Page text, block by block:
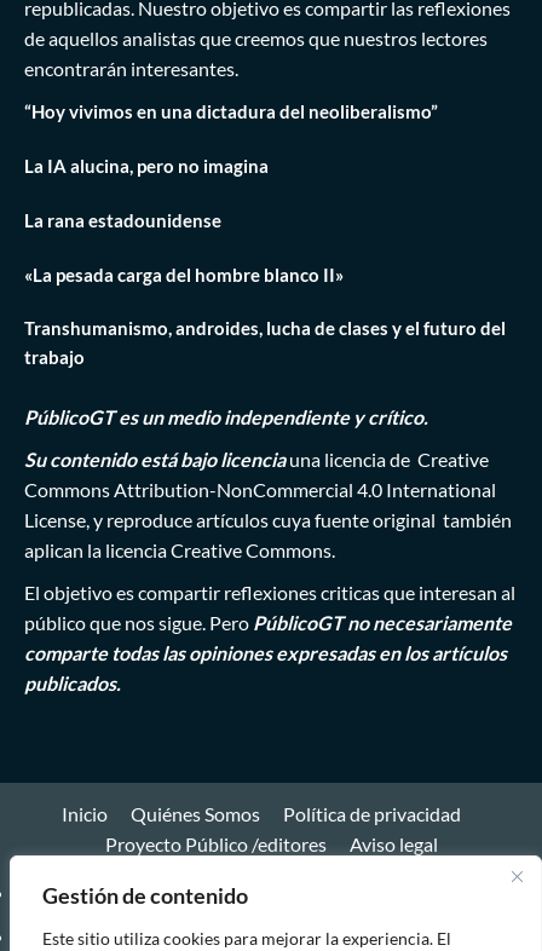
Gestión de contenido
Este sitio utiliza cookies para mejorar la experiencia. El
republicadas. Nuestro objetivo es compartir las reflexiones
de aquellos analistas que creemos que nuestros lectores
encontrarán interesantes.
“Hoy vivimos en una dictadura del neoliberalismo”
La IA alucina, pero no imagina
La rana estadounidense
«La pesada carga del hombre blanco II»
Transhumanismo, androides, lucha de clases y el futuro del
trabajo
PúblicoGT es un medio independiente y crítico.
Su contenido está bajo licenciauna licencia de Creative
Commons Attribution-NonCommercial 4.0 International
License , y reproduce artículos cuya fuente original también
aplican la licencia Creative Commons.
El objetivo es compartir reflexiones criticas que interesan al
público que nos sigue. Pero PúblicoGT no necesariamente
comparte todas las opiniones expresadas en los artículos
publicados.
Inicio Quiénes Somos
Política de privacidad
Proyecto Público /editores
Aviso legal
Inicio
Quiénes